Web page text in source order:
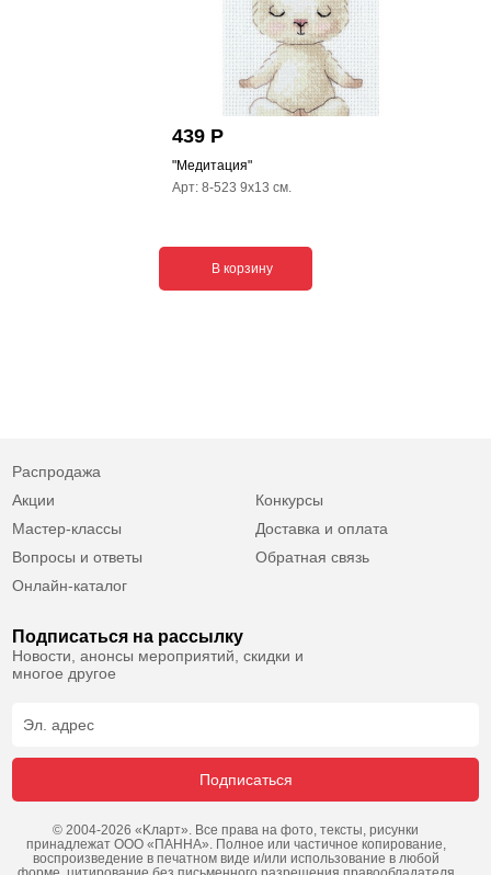
439 Р
"Медитация"
Арт: 8-523 9x13 см.
В корзину
Подписаться на рассылку
Новости, анонсы мероприятий, скидки и
многое другое
Подписаться
Распродажа
Акции
Мастер-классы
Вопросы и ответы
Онлайн-каталог
Конкурсы
Доставка и оплата
Обратная связь
© 2004-2026 «Kларт». Все права на фото, тексты, рисунки
принадлежат ООО «ПАННА». Полное или частичное копирование,
воспроизведение в печатном виде и/или использование в любой